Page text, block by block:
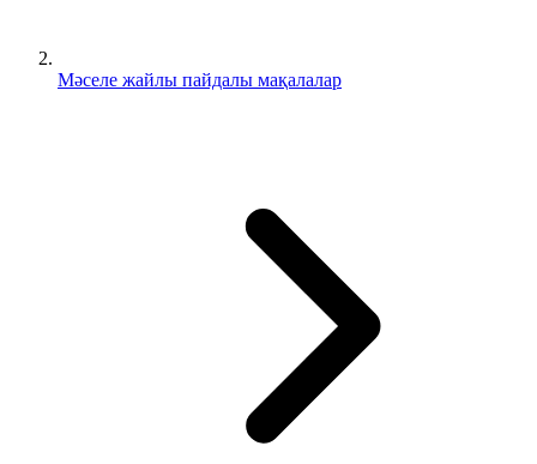
Мәселе жайлы пайдалы мақалалар